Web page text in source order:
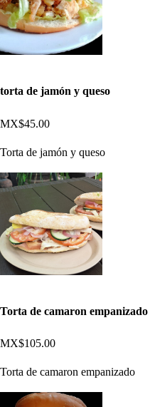
torta de jamón y queso
MX$45.00
Torta de jamón y queso
Torta de camaron empanizado
MX$105.00
Torta de camaron empanizado